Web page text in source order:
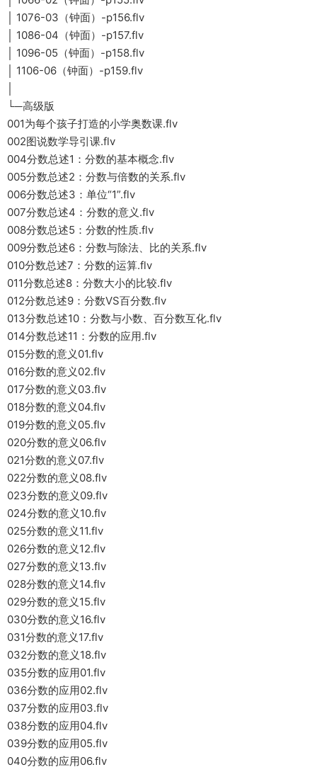
│ 1076-03（钟面）-p156.flv
│ 1086-04（钟面）-p157.flv
│ 1096-05（钟面）-p158.flv
│ 1106-06（钟面）-p159.flv
└─高级版
001为每个孩子打造的小学奥数课.flv
002图说数学导引课.flv
004分数总述1：分数的基本概念.flv
005分数总述2：分数与倍数的关系.flv
006分数总述3：单位“1”.flv
007分数总述4：分数的意义.flv
008分数总述5：分数的性质.flv
009分数总述6：分数与除法、比的关系.flv
010分数总述7：分数的运算.flv
011分数总述8：分数大小的比较.flv
012分数总述9：分数VS百分数.flv
013分数总述10：分数与小数、百分数互化.flv
014分数总述11：分数的应用.flv
015分数的意义01.flv
016分数的意义02.flv
017分数的意义03.flv
018分数的意义04.flv
019分数的意义05.flv
020分数的意义06.flv
021分数的意义07.flv
022分数的意义08.flv
023分数的意义09.flv
024分数的意义10.flv
025分数的意义11.flv
026分数的意义12.flv
027分数的意义13.flv
028分数的意义14.flv
029分数的意义15.flv
030分数的意义16.flv
031分数的意义17.flv
032分数的意义18.flv
035分数的应用01.flv
036分数的应用02.flv
037分数的应用03.flv
038分数的应用04.flv
039分数的应用05.flv
040分数的应用06.flv